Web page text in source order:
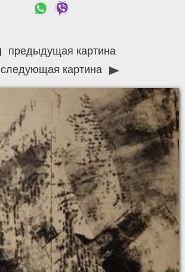
предыдущая картина
следующая картина